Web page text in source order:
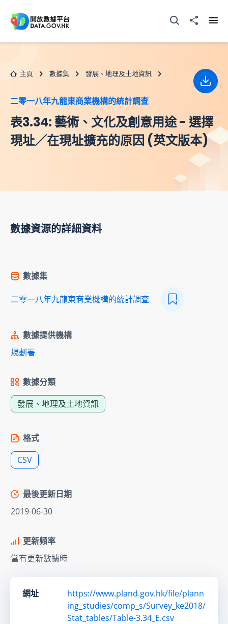
打開搜尋器分享至
主頁 數據集 發展、地理及土地資訊
二零一八年九龍東商業機構的統計調查
表3.34: 藝術、文化及創意用途 - 選擇
現址／在現址擴充的原因 (英文版本)
下載
數據資源的詳細資料
數據集
二零一八年九龍東商業機構的統計調查
數據提供機構
規劃署
數據分類
發展、地理及土地資訊
格式
CSV
最後更新日期
2019-06-30
更新頻率
當有更新數據時
網址
https://www.pland.gov.hk/file/plann
ing_studies/comp_s/Survey_ke2018/
Stat_tables/Table-3.34_E.csv